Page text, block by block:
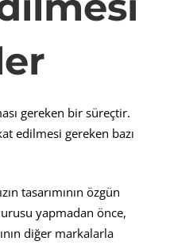
gereken bir süreçtir.
edilmesi gereken bazı
tasarımının özgün
yapmadan önce,
diğer markalarla